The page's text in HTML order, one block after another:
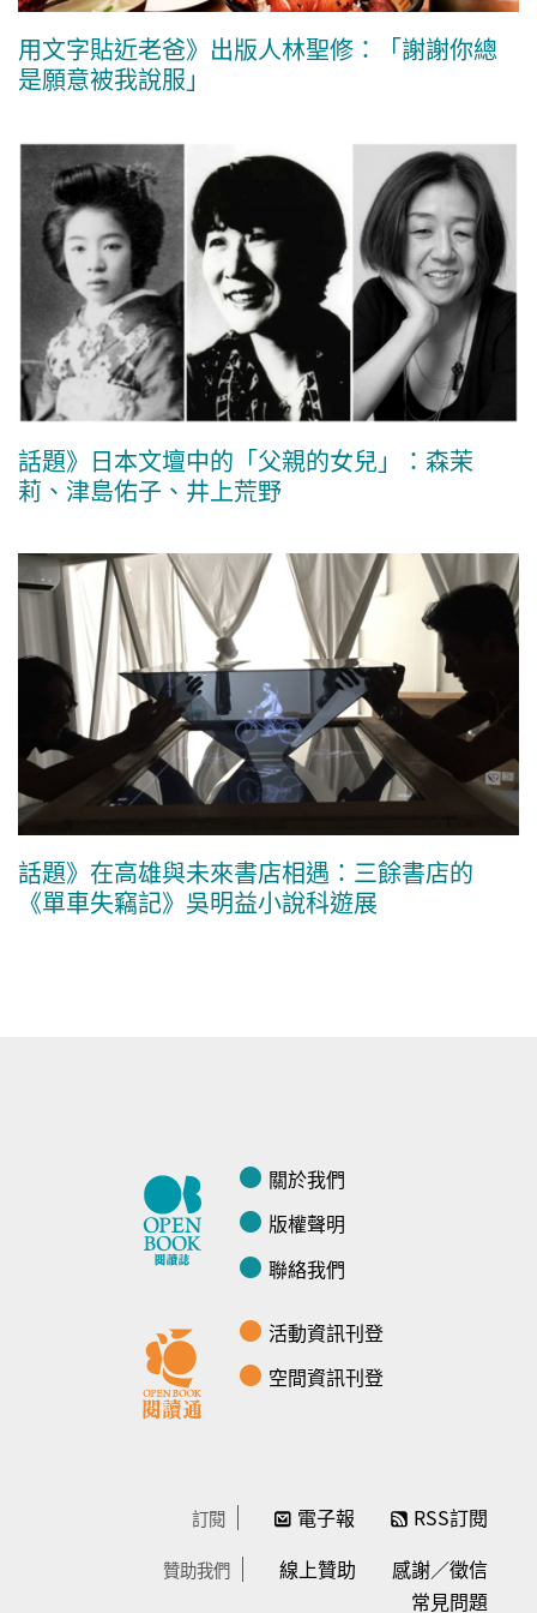
用文字貼近老爸》出版人林聖修：「謝謝你總
是願意被我說服」
話題》日本文壇中的「父親的女兒」：森茉
莉、津島佑子、井上荒野
話題》在高雄與未來書店相遇：三餘書店的
《單車失竊記》吳明益小說科遊展
關於我們
版權聲明
聯絡我們
活動資訊刊登
空間資訊刊登
訂閱 電子報 RSS訂閱
贊助我們 線上贊助
感謝／徵信
常見問題